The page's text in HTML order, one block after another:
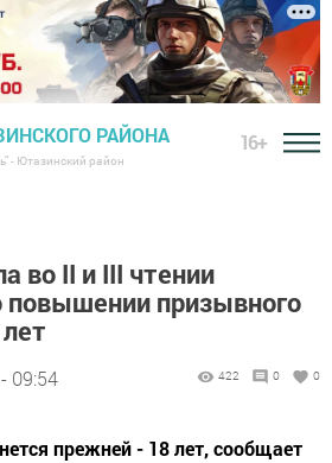
РАЙОНА
- Ютазинский район
16+
во II и III чтении
повышении призывного
09:54 422 0 0
прежней - 18 лет, сообщает